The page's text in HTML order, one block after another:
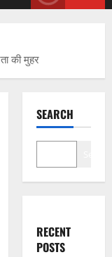
की मुहर
SEARCH
RECENT
POSTS